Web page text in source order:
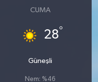
CUMA
28°
Güneşli
Nem: %46